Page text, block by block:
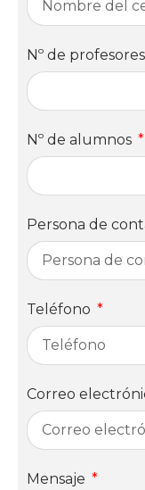
Nº de profesores
Nº de alumnos
Persona de
Teléfono
Correo
Mensaje